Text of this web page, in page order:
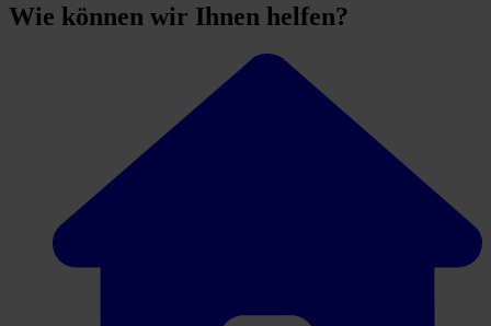
Wie können wir Ihnen helfen?